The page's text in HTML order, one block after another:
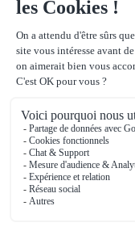
Format vierge et carré
distribuer.